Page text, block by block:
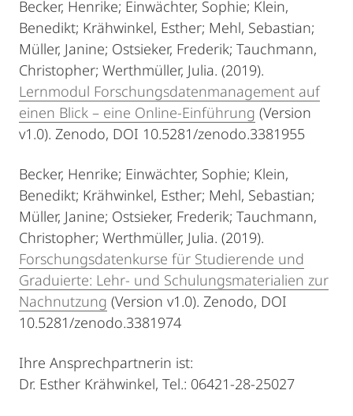
Becker, Henrike; Einwächter, Sophie; Klein,
Benedikt; Krähwinkel, Esther; Mehl, Sebastian;
Müller, Janine; Ostsieker, Frederik; Tauchmann,
Christopher; Werthmüller, Julia. (2019).
Lernmodul Forschungsdatenmanagement auf
einen Blick – eine Online-Einführung (Version
v1.0). Zenodo, DOI 10.5281/zenodo.3381955
Becker, Henrike; Einwächter, Sophie; Klein,
Benedikt; Krähwinkel, Esther; Mehl, Sebastian;
Müller, Janine; Ostsieker, Frederik; Tauchmann,
Christopher; Werthmüller, Julia. (2019).
Forschungsdatenkurse für Studierende und
Graduierte: Lehr- und Schulungsmaterialien zur
Nachnutzung (Version v1.0). Zenodo, DOI
10.5281/zenodo.3381974
Ihre Ansprechpartnerin ist:
Dr. Esther Krähwinkel, Tel.: 06421-28-25027